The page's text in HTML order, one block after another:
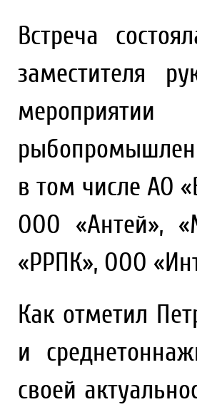
Встреча
заместителя
в том числе АО
ООО «Антей»,
«РРПК», ООО
Как отметил
и
своей